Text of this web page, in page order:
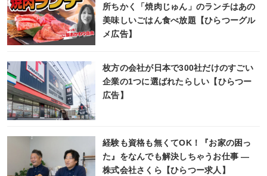
所ちかく「焼肉じゅん」のランチはあの
美味しいごはん食べ放題【ひらつーグル
メ広告】
枚方の会社が日本で300社だけのすごい
企業の1つに選ばれたらしい【ひらつー
広告】
経験も資格も無くてOK！『お家の困っ
た』をなんでも解決しちゃうお仕事 ―
株式会社さくら【ひらつー求人】